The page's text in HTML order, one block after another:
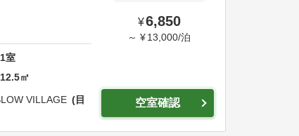
1室
12.5㎡
VILLAGE
目
¥6,850
～ ¥ 13,000/泊
空室確認